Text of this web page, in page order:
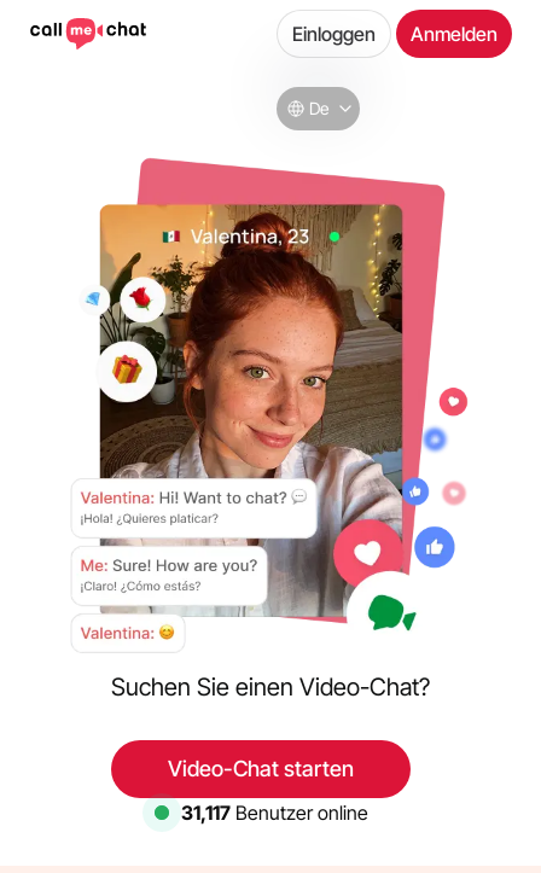
De
Einloggen Anmelden
Suchen Sie einen Video-Chat?
Video-Chat starten
31,117Benutzer online